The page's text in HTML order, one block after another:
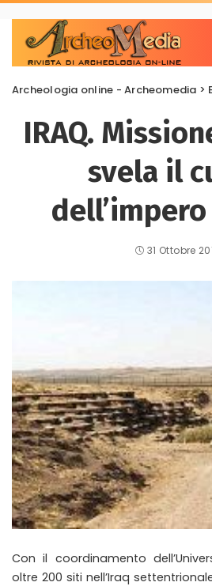
Archeologia online - Archeomedia >
IRAQ.
svela il
31 Ottobre
Con il coordinamento
oltre 200 siti nell’Iraq